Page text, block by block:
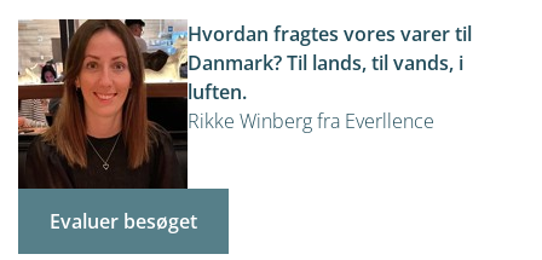
Hvordan fragtes vores varer til
Danmark? Til lands, til vands, i
luften.
Rikke Winberg fra Everllence
Evaluer besøget